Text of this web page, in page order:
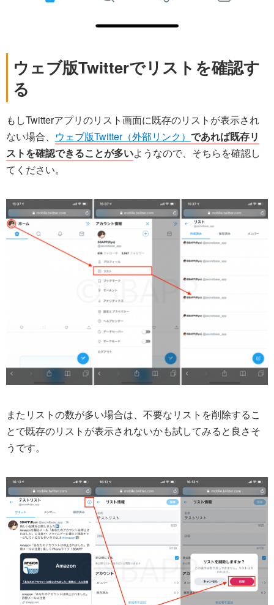
ウェブ版Twitterでリストを確認す
る
もしTwitterアプリのリスト画面に既存のリストが表示され
ない場合、 ウェブ版Twitter（外部リンク） であれば既存リ
ストを確認できることが多いようなので、そちらを確認し
てください。
またリストの数が多い場合は、不要なリストを削除するこ
とで既存のリストが表示されないかも試してみると良さそ
うです。